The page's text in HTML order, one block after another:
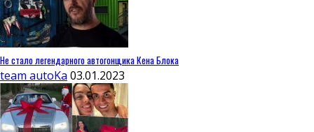
Не стало легендарного автогонщика Кена Блока
team autoKa 03.01.2023